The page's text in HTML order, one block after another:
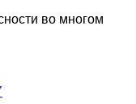
во многом